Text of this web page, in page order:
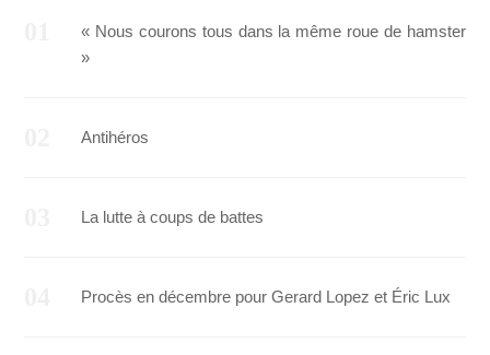
« Nous courons tous dans la même roue de hamster
»
Antihéros
La lutte à coups de battes
Procès en décembre pour Gerard Lopez et Éric Lux